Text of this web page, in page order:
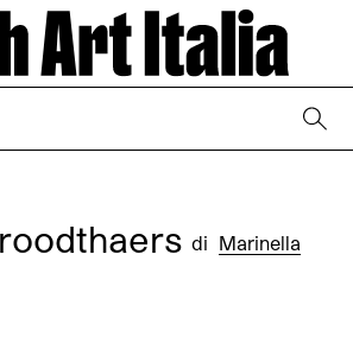
di Marinella